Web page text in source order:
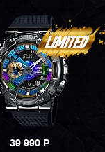
39 990P